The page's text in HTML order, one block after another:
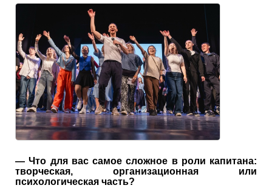
— Что для вас самое сложное в роли капитана:
творческая, организационная или
психологическая часть?